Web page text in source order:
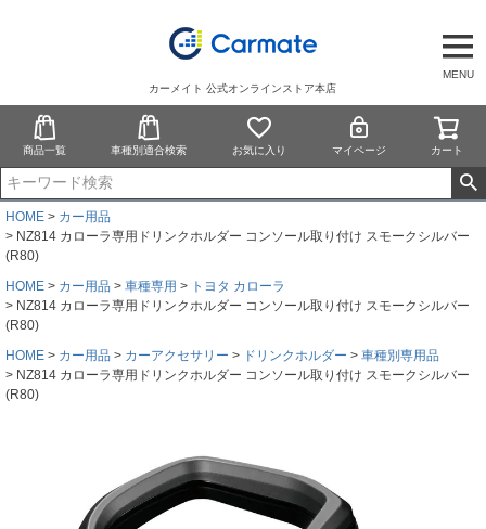
MENU
カーメイト 公式オンラインストア本店
商品一覧 車種別適合検索 お気に入り マイページ カート
HOME
カー用品
NZ814 カローラ専用ドリンクホルダー コンソール取り付け スモークシルバー
(R80)
HOME
カー用品 車種専用
トヨタ カローラ
NZ814 カローラ専用ドリンクホルダー コンソール取り付け スモークシルバー
(R80)
HOME
カー用品 カーアクセサリー ドリンクホルダー
車種別専用品
NZ814 カローラ専用ドリンクホルダー コンソール取り付け スモークシルバー
(R80)